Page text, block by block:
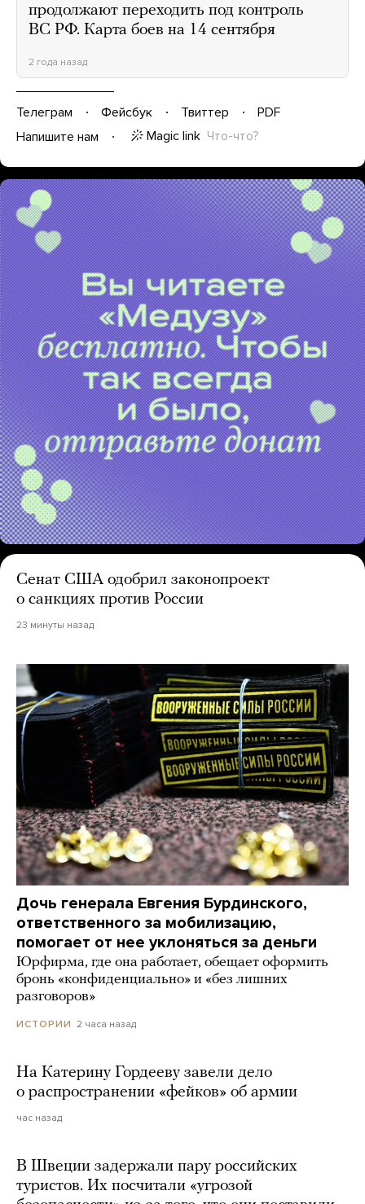
продолжают переходить под контроль
ВС РФ. Карта боев на 14 сентября
2 года назад
Телеграм Фейсбук Твиттер
PDF
Напишите нам
Magic link Что-что?
Сенат США одобрил законопроект
о санкциях против России
23 минуты назад
Дочь генерала Евгения Бурдинского,
ответственного за мобилизацию,
помогает от нее уклоняться за деньги
Юрфирма, где она работает, обещает оформить
бронь «конфиденциально» и «без лишних
разговоров»
ИСТОРИИ 2 часа назад
На Катерину Гордееву завели дело
о распространении «фейков» об армии
час назад
В Швеции задержали пару российских
туристов. Их посчитали «угрозой